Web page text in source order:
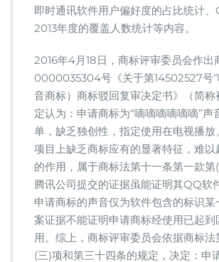
即时通讯软件用户偏好度的占比统计
2013年度的覆盖人数统计等内容。
2016年4月18日，商标评审委员会作出
0000035304号《关于第14502527号“
音商标）商标驳回复审决定书》（简
定认为：申请商标为“嘀嘀嘀嘀嘀嘀”声
单，缺乏独创性，指定使用在电视播
项目上缺乏商标应有的显著特征，难
的作用，属于商标法第十一条第一款第(
腾讯公司提交的证据虽能证明其QQ软
申请商标的声音仅为软件包含的标识
案证据不能证明申请商标经使用已起
用。综上，商标评审委员会依据商标
(三)项和第三十四条的规定，决定：申